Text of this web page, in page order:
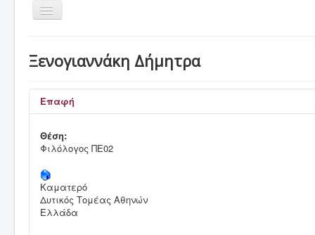
Εναλλαγή
Δράσεις, εκδρομές & γιορτές
Μαθητές
Εκπαιδευτικοί
Έντυπα
Σύλλογος γονέων & κηδεμόνων
Ξενογιαννάκη Δήμητρα
Επαφή
Θέση:
Φιλόλογος ΠΕ02
Καματερό
Δυτικός Τομέας Αθηνών
Ελλάδα